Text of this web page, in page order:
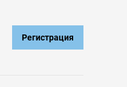
Регистрация